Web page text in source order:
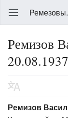
Ремизов
Ремизов